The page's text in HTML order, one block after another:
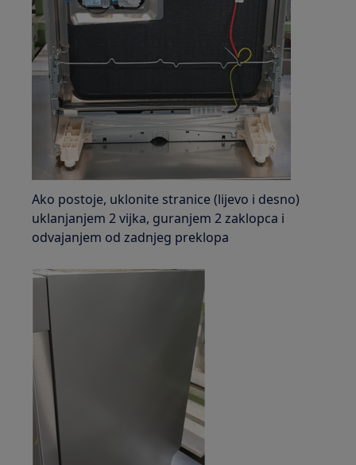
Ako postoje, uklonite stranice (lijevo i desno)
uklanjanjem 2 vijka, guranjem 2 zaklopca i
odvajanjem od zadnjeg preklopa